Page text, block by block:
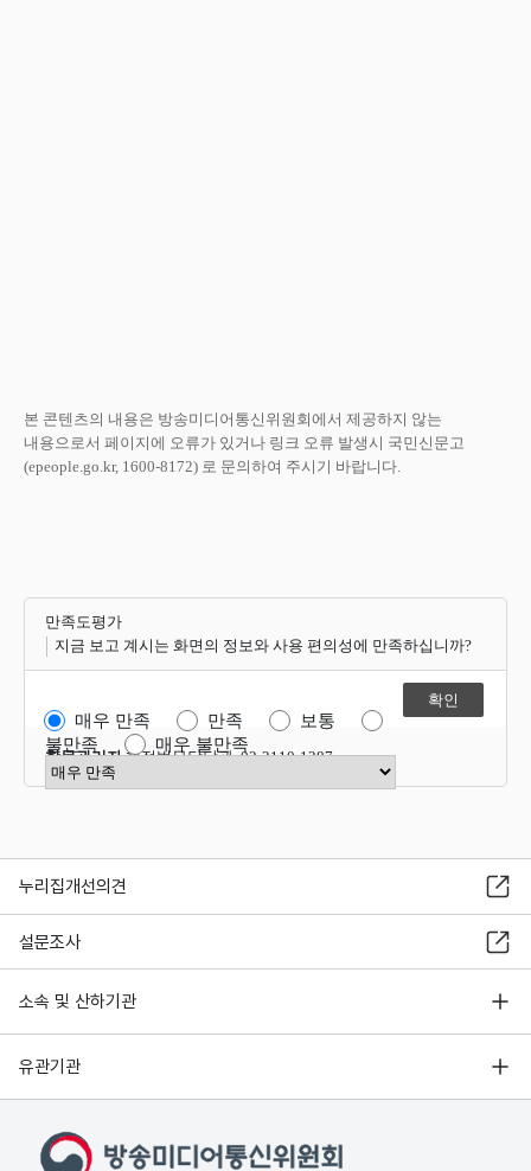
본 콘텐츠의 내용은 방송미디어통신위원회에서 제공하지 않는
내용으로서 페이지에 오류가 있거나 링크 오류 발생시 국민신문고
(epeople.go.kr, 1600-8172) 로 문의하여 주시기 바랍니다.
만족도평가
지금 보고 계시는 화면의 정보와 사용 편의성에 만족하십니까?
매우 만족 만족
보통
불만족
매우 불만족
만족도 점수 선택
항목관리자행정법무담당관 02-2110-1387
누리집개선의견
설문조사
소속 및 산하기관
유관기관